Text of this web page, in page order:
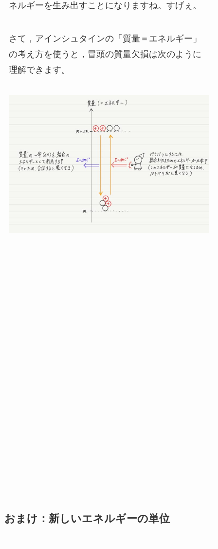
ネルギーを生み出すことになりますね。すげぇ。
さて，アインシュタインの「質量＝エネルギー」
の考え方を使うと，冒頭の質量欠損は次のように
理解できます。
おまけ：新しいエネルギーの単位